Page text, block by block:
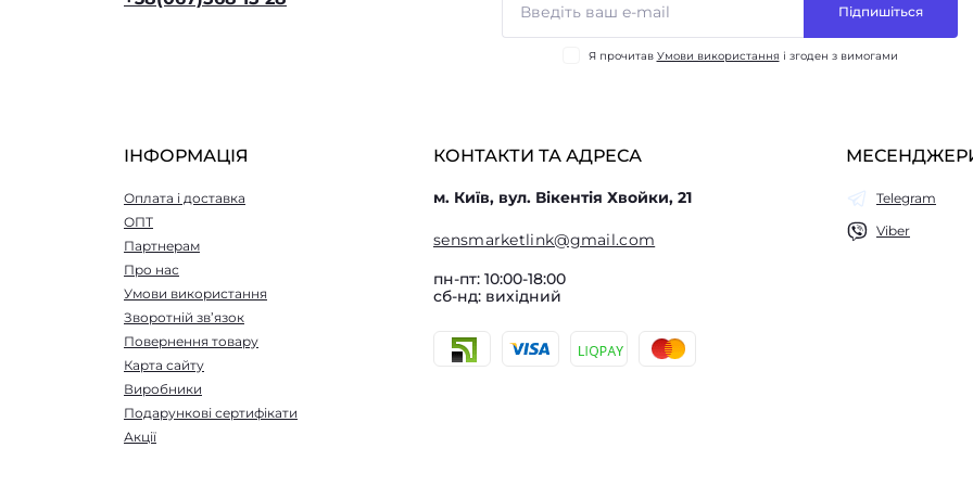
Підпишіться
Я прочитав Умови використання і згоден з вимогами
ІНФОРМАЦІЯ
Оплата і доставка
ОПТ
Партнерам
Про нас
Умови використання
Зворотній зв’язок
Повернення товару
Карта сайту
Виробники
Подарункові сертифікати
Акції
КОНТАКТИ ТА АДРЕСА
м. Київ, вул. Вікентія Хвойки, 21
sensmarketlink@gmail.com
пн-пт: 10:00-18:00
сб-нд: вихідний
Telegram
Viber